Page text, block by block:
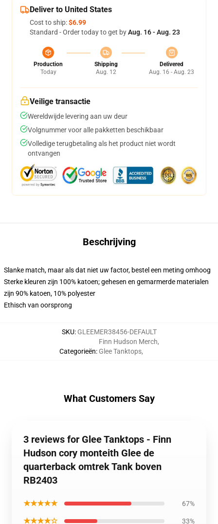
Deliver to United States
Cost to ship:$6.99
Standard - Order today to get byAug. 16 - Aug. 23
Production
Today
Shipping
Aug. 12
Delivered
Aug. 16 - Aug. 23
Veilige transactie
Wereldwijde levering aan uw deur
Volgnummer voor alle pakketten beschikbaar
Volledige terugbetaling als het product niet wordt
ontvangen
Beschrijving
Slanke match, maar als dat niet uw factor, bestel een meting omhoog
Sterke kleuren zijn 100% katoen; gehesen en gemarmerde materialen
zijn 90% katoen, 10% polyester
Ethisch van oorsprong
SKU: GLEEMER38456-DEFAULT
Categorieën:
Finn Hudson Merch,
Glee Tanktops,
What Customers Say
3 reviews for Glee Tanktops - Finn
Hudson cory monteith Glee de
quarterback omtrek Tank boven
RB2403
★★★★★ 67%
★★★★☆ 33%